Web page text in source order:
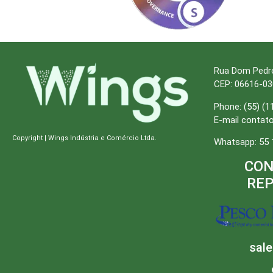
Copyright | Wings Indústria e Comércio Ltda.
Rua Dom
CEP: 06616-
Phone: (55)
E-mail
Whatsapp: 55